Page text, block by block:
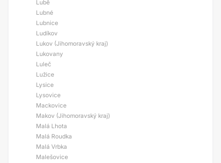
Lubě
Lubné
Lubnice
Ludíkov
Lukov (Jihomoravský kraj)
Lukovany
Luleč
Lužice
Lysice
Lysovice
Mackovice
Makov (Jihomoravský kraj)
Malá Lhota
Malá Roudka
Malá Vrbka
Malešovice